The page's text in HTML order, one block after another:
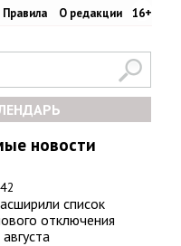
Правила О редакции 16+
Казачья бухта: +25.4°C
+28°C Никитский сад: +26°C
новости
список
отключения